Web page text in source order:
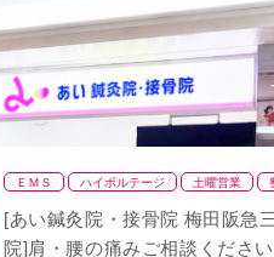
筋緊張 ばね指
天満橋 天王寺
頸椎
なんばウォーク
イオンタ
玉造 春バテ
ＥＭＳ ハイボルテージ 土曜営業
整骨
肩 背骨矯正 腰
血流改善
鍼灸
頭痛 首 駅近 骨盤矯正
[あい鍼灸院・接骨院 梅田阪急
院]肩・腰の痛みご相談ください